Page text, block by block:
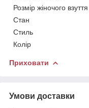
Розмір жіночого взуття
Стан
Стиль
Колір
Приховати
Умови доставки